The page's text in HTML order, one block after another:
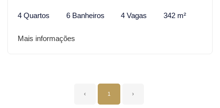
4 Quartos 6 Banheiros 4 Vagas 342 m²
Mais informações
‹ 1 ›